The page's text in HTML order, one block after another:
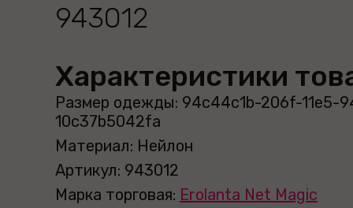
943012
Характеристики
Размер одежды: 94c44c1b-206f-11e5-
10c37b5042fa
Материал: Нейлон
Артикул: 943012
Марка торговая: Erolanta Net Magic